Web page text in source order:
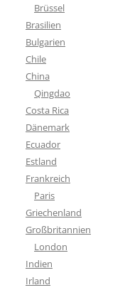
Brüssel
Brasilien
Bulgarien
Chile
China
Qingdao
Costa Rica
Dänemark
Ecuador
Estland
Frankreich
Paris
Griechenland
Großbritannien
London
Indien
Irland